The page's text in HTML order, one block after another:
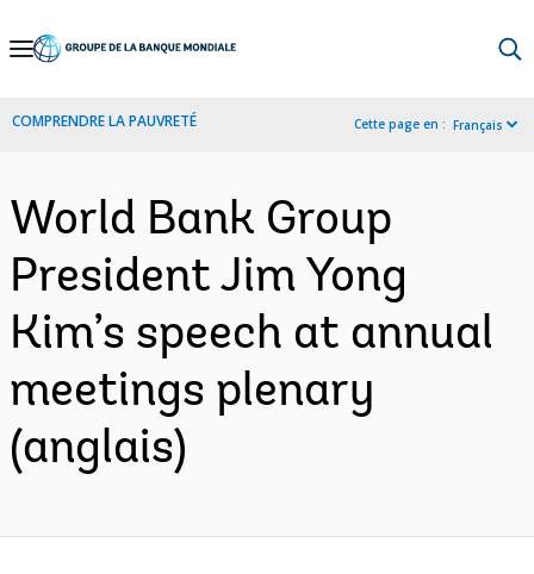
Skip
Navigation
COMPRENDRE LA PAUVRETÉ Cette page en : Français
World Bank Group
President Jim Yong
Kim’s speech at annual
meetings plenary
(anglais)